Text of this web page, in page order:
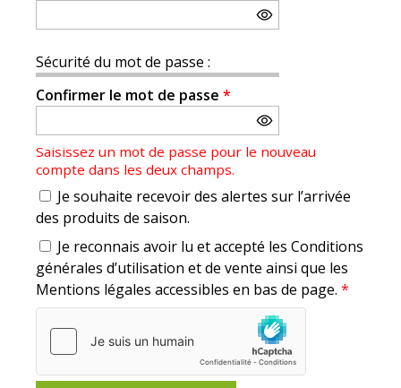
Sécurité du mot de passe :
Confirmer le mot de passe *
Saisissez un mot de passe pour le nouveau
compte dans les deux champs.
Je souhaite recevoir des alertes sur l’arrivée
des produits de saison.
Je reconnais avoir lu et accepté les Conditions
générales d’utilisation et de vente ainsi que les
Mentions légales accessibles en bas de page. *